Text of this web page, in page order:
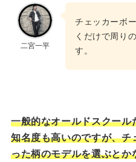
二宮一平
チェッカーボ
くだけで周り
す。
一般的なオールドスクール
知名度も高いのですが、チ
った柄のモデルを選ぶとか